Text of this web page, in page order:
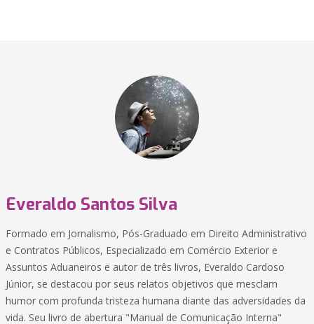
Everaldo Santos Silva
Formado em Jornalismo, Pós-Graduado em Direito Administrativo
e Contratos Públicos, Especializado em Comércio Exterior e
Assuntos Aduaneiros e autor de três livros, Everaldo Cardoso
Júnior, se destacou por seus relatos objetivos que mesclam
humor com profunda tristeza humana diante das adversidades da
vida. Seu livro de abertura "Manual de Comunicação Interna"